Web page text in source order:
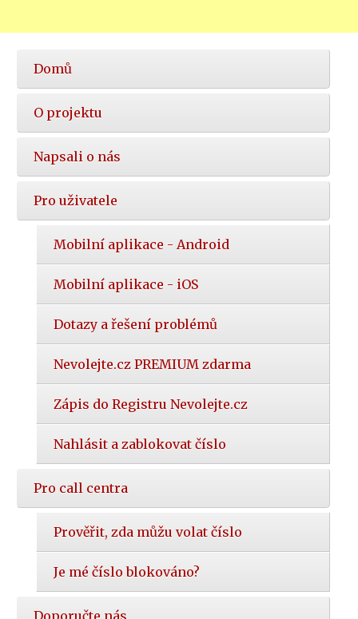
Hlavní
nabídka
Domů
O projektu
Napsali o nás
Pro uživatele
Mobilní aplikace - Android
Mobilní aplikace - iOS
Dotazy a řešení problémů
Nevolejte.cz PREMIUM zdarma
Zápis do Registru Nevolejte.cz
Nahlásit a zablokovat číslo
Pro call centra
Prověřit, zda můžu volat číslo
Je mé číslo blokováno?